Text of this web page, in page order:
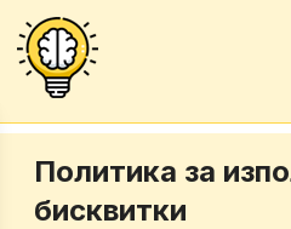
Политика за
бисквитки